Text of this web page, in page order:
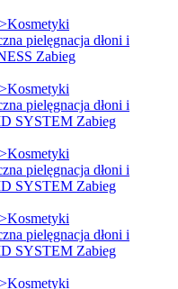
pielęgnacja dłoni i
Zabieg
pielęgnacja dłoni i
SYSTEM Zabieg
pielęgnacja dłoni i
SYSTEM Zabieg
pielęgnacja dłoni i
SYSTEM Zabieg